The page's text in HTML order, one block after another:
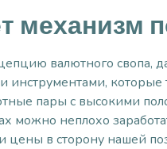
механизм
валютного свопа,
инструментами,
пары с высокими
можно неплохо
цены в сторону нашей